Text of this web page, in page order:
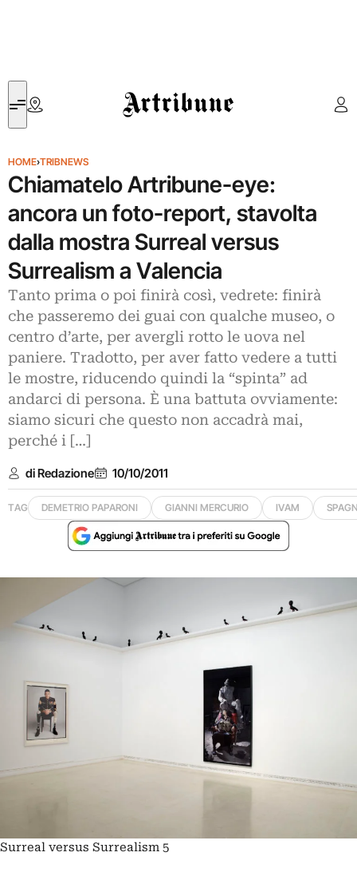
Artribune
HOME›TRIBNEWS
Chiamatelo Artribune-eye:
ancora un foto-report, stavolta
dalla mostra Surreal versus
Surrealism a Valencia
Tanto prima o poi finirà così, vedrete: finirà
che passeremo dei guai con qualche museo, o
centro d’arte, per avergli rotto le uova nel
paniere. Tradotto, per aver fatto vedere a tutti
le mostre, riducendo quindi la “spinta” ad
andarci di persona. È una battuta ovviamente:
siamo sicuri che questo non accadrà mai,
perché i […]
di Redazione 10/10/2011
TAG DEMETRIO PAPARONI GIANNI MERCURIO IVAM
Surreal versus Surrealism 5